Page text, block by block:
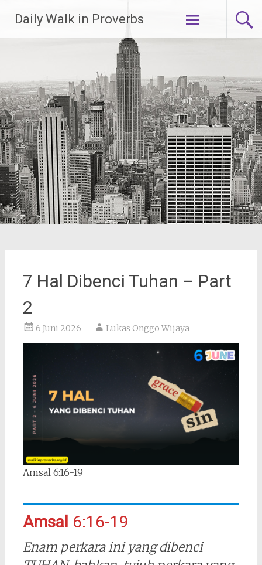
konten
Daily Walk in Proverbs
7 Hal Dibenci Tuhan – Part
2
6 Juni 2026 Lukas Onggo Wijaya
Amsal 6:16-19
Amsal 6:16-19
Enam perkara ini yang dibenci